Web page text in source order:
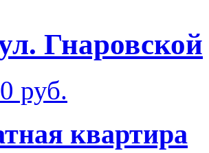
Гнаровской
руб.
квартира